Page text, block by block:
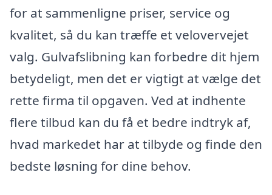
for at sammenligne priser, service og
kvalitet, så du kan træffe et velovervejet
valg. Gulvafslibning kan forbedre dit hjem
betydeligt, men det er vigtigt at vælge det
rette firma til opgaven. Ved at indhente
flere tilbud kan du få et bedre indtryk af,
hvad markedet har at tilbyde og finde den
bedste løsning for dine behov.